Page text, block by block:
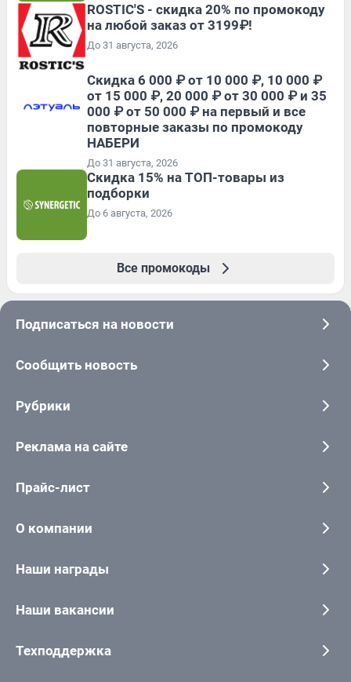
ROSTIC'S - скидка 20% по промокоду
на любой заказ от 3199₽!
До 31 августа, 2026
Скидка 6 000 ₽ от 10 000 ₽, 10 000 ₽
от 15 000 ₽, 20 000 ₽ от 30 000 ₽ и 35
000 ₽ от 50 000 ₽ на первый и все
повторные заказы по промокоду
НАБЕРИ
До 31 августа, 2026
Скидка 15% на ТОП-товары из
подборки
До 6 августа, 2026
Все промокоды
Подписаться на новости
Сообщить новость
Рубрики
Реклама на сайте
Прайс-лист
О компании
Наши награды
Наши вакансии
Техподдержка